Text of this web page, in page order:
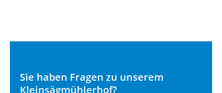
Sie haben Fragen zu unserem
Kleinsägmühlerhof?